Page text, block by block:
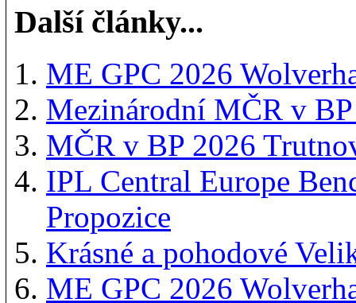
Další články...
ME GPC 2026
Mezinárodní MČR v
MČR v BP 2026
IPL Central Europe
Propozice
Krásné a pohodové
ME GPC 2026